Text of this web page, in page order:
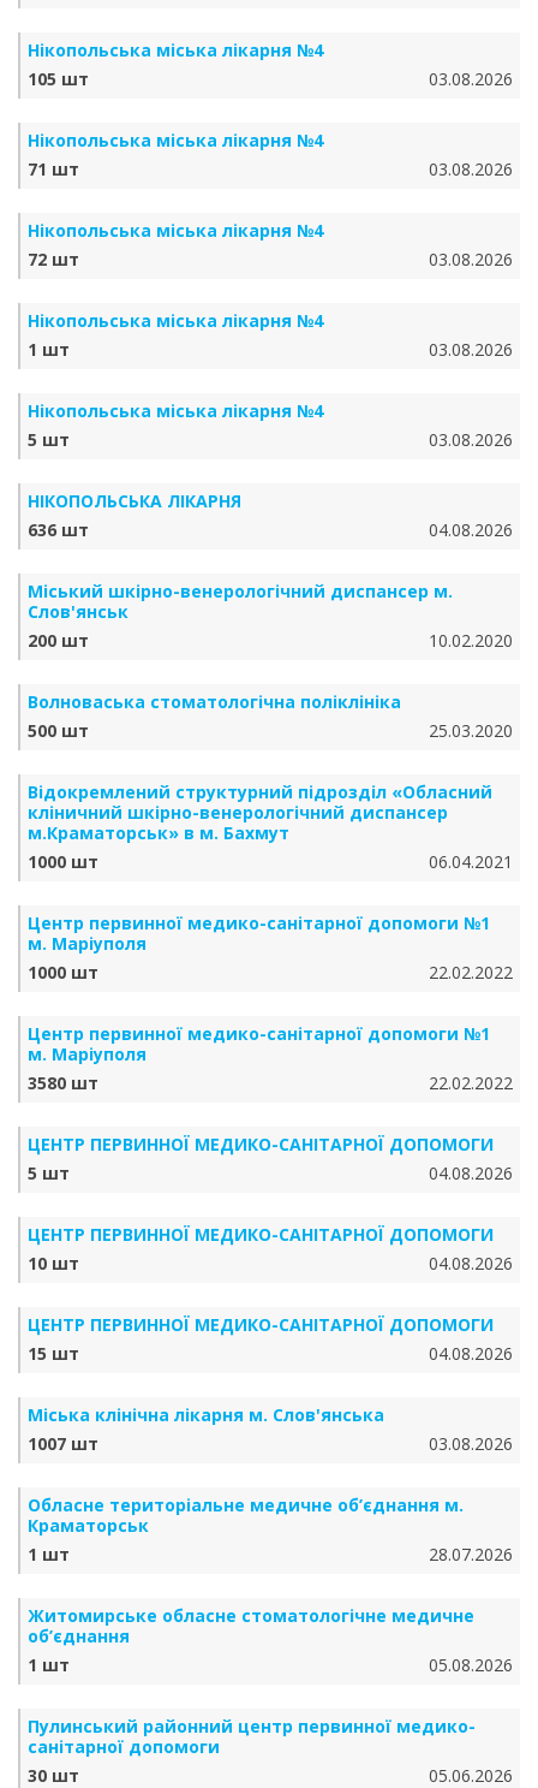
Нікопольська міська лікарня №4
105 шт
03.08.2026
Нікопольська міська лікарня №4
71 шт
03.08.2026
Нікопольська міська лікарня №4
72 шт
03.08.2026
Нікопольська міська лікарня №4
1 шт
03.08.2026
Нікопольська міська лікарня №4
5 шт
03.08.2026
НІКОПОЛЬСЬКА ЛІКАРНЯ
636 шт
04.08.2026
Міський шкірно-венерологічний диспансер м.
Слов'янськ
200 шт
10.02.2020
Волноваська стоматологічна поліклініка
500 шт
25.03.2020
Відокремлений структурний підрозділ «Обласний
кліничний шкірно-венерологічний диспансер
м.Краматорськ» в м. Бахмут
1000 шт
06.04.2021
Центр первинної медико-санітарної допомоги №1
м. Маріуполя
1000 шт
22.02.2022
Центр первинної медико-санітарної допомоги №1
м. Маріуполя
3580 шт
22.02.2022
ЦЕНТР ПЕРВИННОЇ МЕДИКО-САНІТАРНОЇ ДОПОМОГИ
5 шт
04.08.2026
ЦЕНТР ПЕРВИННОЇ МЕДИКО-САНІТАРНОЇ ДОПОМОГИ
10 шт
04.08.2026
ЦЕНТР ПЕРВИННОЇ МЕДИКО-САНІТАРНОЇ ДОПОМОГИ
15 шт
04.08.2026
Міська клінічна лікарня м. Слов'янська
1007 шт
03.08.2026
Обласне територіальне медичне об’єднання м.
Краматорськ
1 шт
28.07.2026
Житомирське обласне стоматологічне медичне
об’єднання
1 шт
05.08.2026
Пулинський районний центр первинної медико-
санітарної допомоги
30 шт
05.06.2026